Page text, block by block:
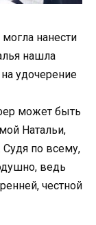
нанести
нашла
удочерение
может быть
Натальи,
Судя по всему,
ведь
честной